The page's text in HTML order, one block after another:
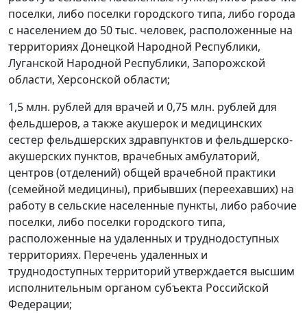
поселки, либо поселки городского типа, либо города
с населением до 50 тыс. человек, расположенные на
территориях Донецкой Народной Республики,
Луганской Народной Республики, Запорожской
области, Херсонской области;
1,5 млн. рублей для врачей и 0,75 млн. рублей для
фельдшеров, а также акушерок и медицинских
сестер фельдшерских здравпунктов и фельдшерско-
акушерских пунктов, врачебных амбулаторий,
центров (отделений) общей врачебной практики
(семейной медицины), прибывших (переехавших) на
работу в сельские населенные пункты, либо рабочие
поселки, либо поселки городского типа,
расположенные на удаленных и труднодоступных
территориях. Перечень удаленных и
труднодоступных территорий утверждается высшим
исполнительным органом субъекта Российской
Федерации;